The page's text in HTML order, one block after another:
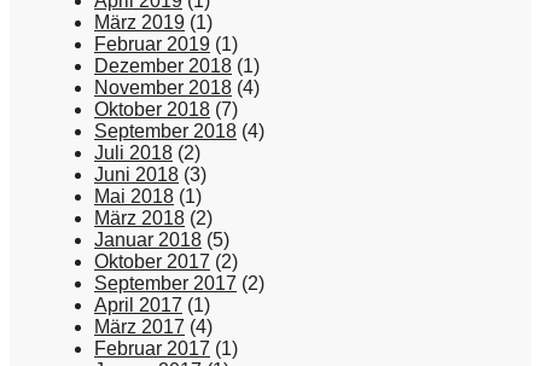
März 2019 (1)
Februar 2019 (1)
Dezember 2018 (1)
November 2018 (4)
Oktober 2018 (7)
September 2018 (4)
Juli 2018 (2)
Juni 2018 (3)
Mai 2018 (1)
März 2018 (2)
Januar 2018 (5)
Oktober 2017 (2)
September 2017 (2)
April 2017 (1)
März 2017 (4)
Februar 2017 (1)